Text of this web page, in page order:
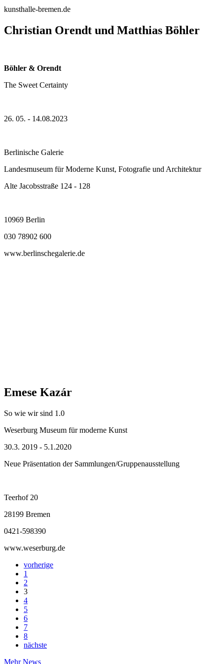
kunsthalle-bremen.de
Christian Orendt und Matthias Böhler
Böhler & Orendt
The Sweet Certainty
26. 05. - 14.08.2023
Berlinische Galerie
Landesmuseum für Moderne Kunst, Fotografie und Architektur
Alte Jacobsstraße 124 - 128
10969 Berlin
030 78902 600
www.berlinschegalerie.de
Emese Kazár
So wie wir sind 1.0
Weserburg Museum für moderne Kunst
30.3. 2019 - 5.1.2020
Neue Präsentation der Sammlungen/Gruppenausstellung
Teerhof 20
28199 Bremen
0421-598390
www.weserburg.de
vorherige
1
2
3
4
5
6
7
8
nächste
Mehr News